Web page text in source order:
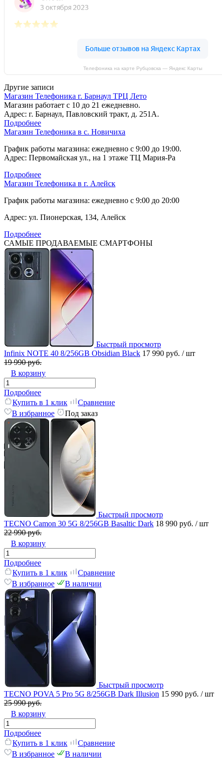
Телефоника на карте Рубцовска — Яндекс Карты
Другие записи
Магазин Телефоника г. Барнаул ТРЦ Лето
Магазин работает с 10 до 21 ежедневно.
Адрес: г. Барнаул, Павловский тракт, д. 251А.
Подробнее
Магазин Телефоника в с. Новичиха
График работы магазина: ежедневно с 9:00 до 19:00.
Адрес: Первомайская ул., на 1 этаже ТЦ Мария-Ра
Подробнее
Магазин Телефоника в г. Алейск
График работы магазина: ежедневно с 9:00 до 20:00
Адрес: ул. Пионерская, 134, Алейск
Подробнее
САМЫЕ ПРОДАВАЕМЫЕ СМАРТФОНЫ
Быстрый просмотр
Infinix NOTE 40 8/256GB Obsidian Black 17 990 руб. / шт
19 990 руб.
В корзину
Подробнее
Купить в 1 клик
Сравнение
В избранное
Под заказ
Быстрый просмотр
TECNO Camon 30 5G 8/256GB Basaltic Dark 18 990 руб. / шт
22 990 руб.
В корзину
Подробнее
Купить в 1 клик
Сравнение
В избранное
В наличии
Быстрый просмотр
TECNO POVA 5 Pro 5G 8/256GB Dark Illusion 15 990 руб. / шт
25 990 руб.
В корзину
Подробнее
Купить в 1 клик
Сравнение
В избранное
В наличии